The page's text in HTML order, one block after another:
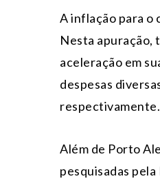
A inflação para o
Nesta apuração,
aceleração em
despesas
respectivamente.
Além de Porto
pesquisadas